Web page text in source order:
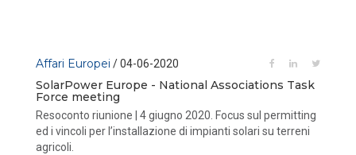
Affari Europei / 04-06-2020
SolarPower Europe - National Associations Task
Force meeting
Resoconto riunione | 4 giugno 2020. Focus sul permitting
ed i vincoli per l’installazione di impianti solari su terreni
agricoli.